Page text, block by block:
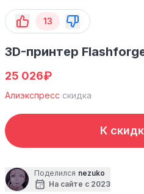
13
3D-принтер
25 026₽
Алиэкспресс скидка
К
Поделился nezuko
На сайте с 2023